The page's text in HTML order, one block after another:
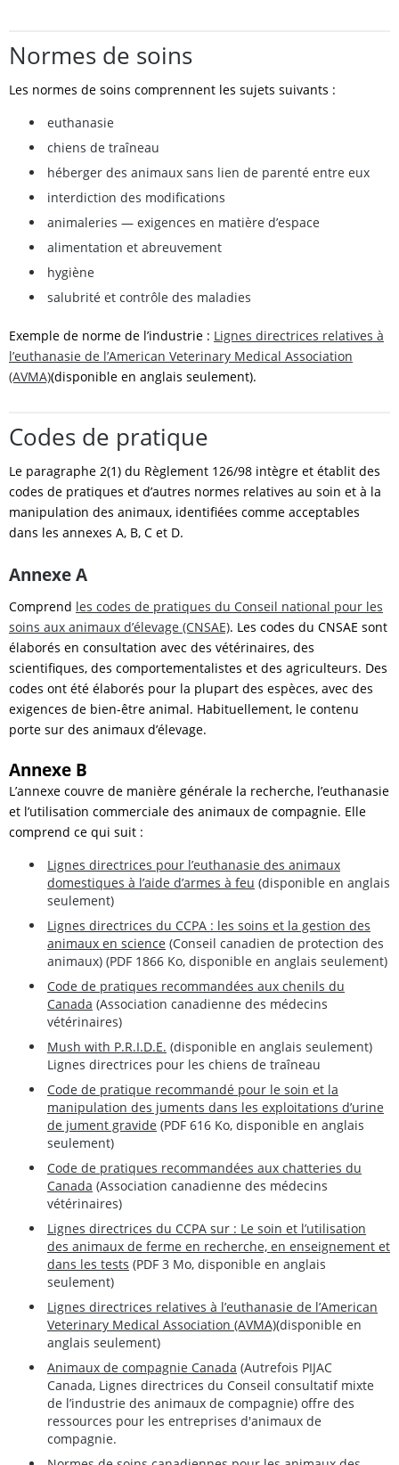
Normes de soins
Les normes de soins comprennent les sujets suivants :
euthanasie
chiens de traîneau
héberger des animaux sans lien de parenté entre eux
interdiction des modifications
animaleries — exigences en matière d’espace
alimentation et abreuvement
hygiène
salubrité et contrôle des maladies
Exemple de norme de l’industrie : Lignes directrices relatives à
l’euthanasie de l’American Veterinary Medical Association
(AVMA)(disponible en anglais seulement).
Codes de pratique
Le paragraphe 2(1) du Règlement 126/98 intègre et établit des
codes de pratiques et d’autres normes relatives au soin et à la
manipulation des animaux, identifiées comme acceptables
dans les annexes A, B, C et D.
Annexe A
Comprend les codes de pratiques du Conseil national pour les
soins aux animaux d’élevage (CNSAE). Les codes du CNSAE sont
élaborés en consultation avec des vétérinaires, des
scientifiques, des comportementalistes et des agriculteurs. Des
codes ont été élaborés pour la plupart des espèces, avec des
exigences de bien-être animal. Habituellement, le contenu
porte sur des animaux d’élevage.
Annexe B
L’annexe couvre de manière générale la recherche, l’euthanasie
et l’utilisation commerciale des animaux de compagnie. Elle
comprend ce qui suit :
Lignes directrices pour l’euthanasie des animaux
domestiques à l’aide d’armes à feu (disponible en anglais
seulement)
Lignes directrices du CCPA : les soins et la gestion des
animaux en science (Conseil canadien de protection des
animaux) (PDF 1866 Ko, disponible en anglais seulement)
Code de pratiques recommandées aux chenils du
Canada (Association canadienne des médecins
vétérinaires)
Mush with P.R.I.D.E. (disponible en anglais seulement)
Lignes directrices pour les chiens de traîneau
Code de pratique recommandé pour le soin et la
manipulation des juments dans les exploitations d’urine
de jument gravide (PDF 616 Ko, disponible en anglais
seulement)
Code de pratiques recommandées aux chatteries du
Canada (Association canadienne des médecins
vétérinaires)
Lignes directrices du CCPA sur : Le soin et l’utilisation
des animaux de ferme en recherche, en enseignement et
dans les tests (PDF 3 Mo, disponible en anglais
seulement)
Lignes directrices relatives à l’euthanasie de l’American
Veterinary Medical Association (AVMA)(disponible en
anglais seulement)
Animaux de compagnie Canada (Autrefois PIJAC
Canada, Lignes directrices du Conseil consultatif mixte
de l’industrie des animaux de compagnie) offre des
ressources pour les entreprises d'animaux de
compagnie.